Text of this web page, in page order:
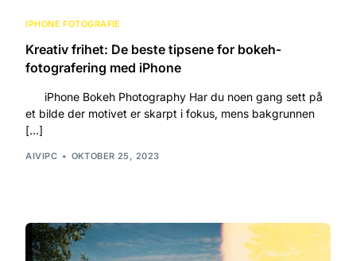
IPHONE FOTOGRAFIE
Kreativ frihet: De beste tipsene for bokeh-
fotografering med iPhone
iPhone Bokeh Photography Har du noen gang sett på
et bilde der motivet er skarpt i fokus, mens bakgrunnen
[…]
AIVIPC OKTOBER 25, 2023